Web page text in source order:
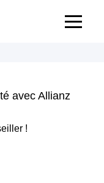
avec Allianz
!